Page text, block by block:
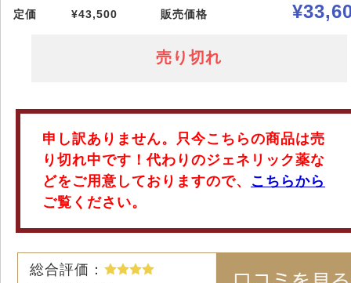
定価 ¥43,500 販売価格
売り切れ
申し訳ありません。只今こちらの商品は売
り切れ中です！代わりのジェネリック薬な
どをご用意しておりますので、 こちらから
ご覧ください。
総合評価：